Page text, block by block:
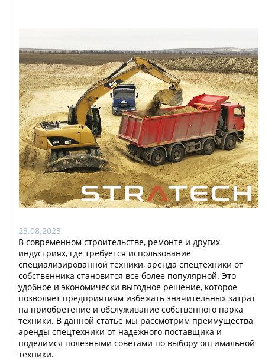
23.08.2023
В современном строительстве, ремонте и других
индустриях, где требуется использование
специализированной техники, аренда спецтехники от
собственника становится все более популярной. Это
удобное и экономически выгодное решение, которое
позволяет предприятиям избежать значительных затрат
на приобретение и обслуживание собственного парка
техники. В данной статье мы рассмотрим преимущества
аренды спецтехники от надежного поставщика и
поделимся полезными советами по выбору оптимальной
техники.